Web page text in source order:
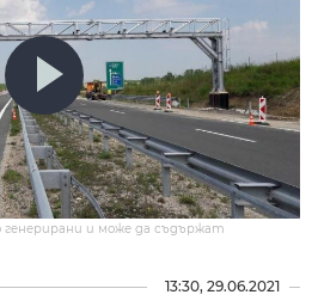
и може да съдържат
13:30, 29.06.2021